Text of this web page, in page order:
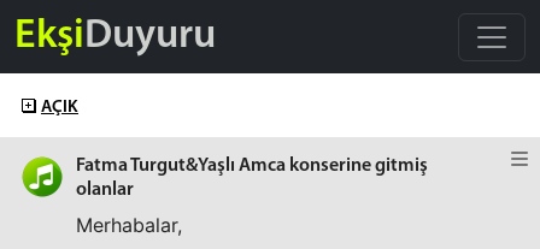
EkşiDuyuru
AÇIK
Fatma Turgut&Yaşlı Amca konserine gitmiş
olanlar
Merhabalar,